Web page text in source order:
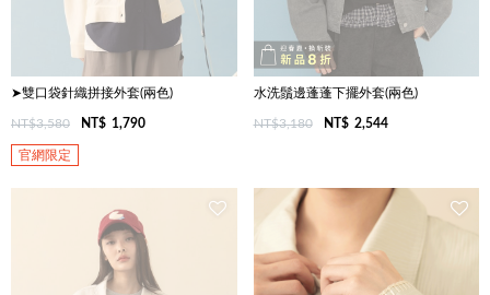
➤雙口袋針織拼接外套(兩色)
NT$3,580 NT$ 1,790
官網限定
水洗鬚邊蓬蓬下擺外套(兩色)
NT$3,180 NT$ 2,544